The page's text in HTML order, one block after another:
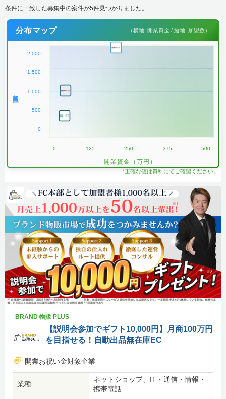
条件に一致した募集中の案件が5件見つかりました。
分布マップ （横軸: 開業資金 / 縦軸: 加盟数）
2,000
1,500
1,000
500
0
0 125 250 375 500
開業資金（万円）
*正確な値は資料にてご確認ください。
BRAND 物販 PLUS
【説明会参加でギフト10,000円】月商100万円
を目指せる！自動出品無在庫EC
開業お祝い金対象企業
業種
ネットショップ、IT・通信・情報・
携帯電話